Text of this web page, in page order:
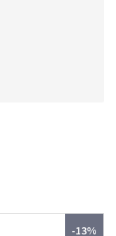
-13%